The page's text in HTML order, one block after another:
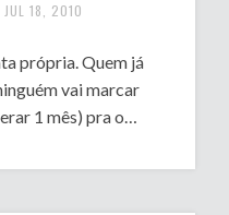
JUL 18, 2010
própria. Quem já
vai marcar
1 mês) pra o…